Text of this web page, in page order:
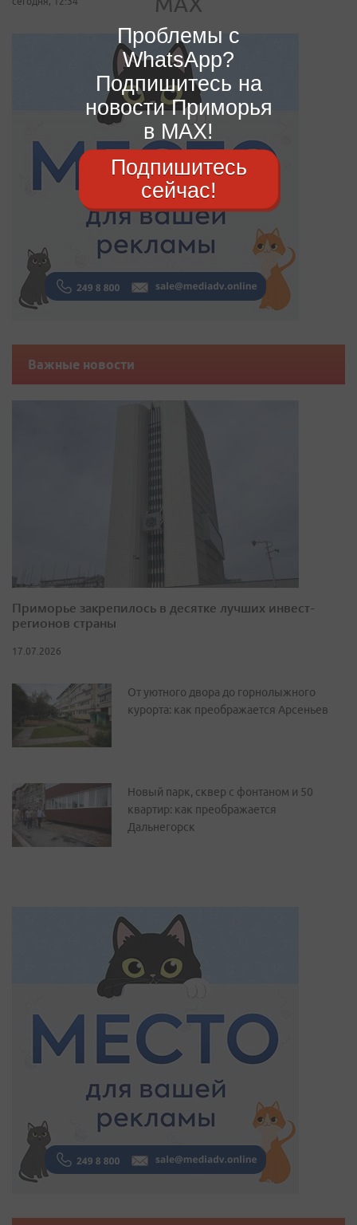
Важные новости
Приморье закрепилось в десятке лучших инвест-
регионов страны
17.07.2026
От уютного двора до горнолыжного
курорта: как преображается Арсеньев
Новый парк, сквер с фонтаном и 50
квартир: как преображается
Дальнегорск
Проблемы с
WhatsApp?
Подпишитесь на
новости Приморья
в MAX!
Подпишитесь
сейчас!